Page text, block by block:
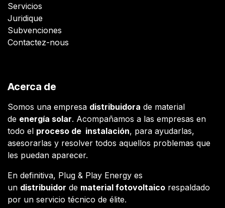
Servicios
Juridique
Subvenciones
Contactez-nous
Acerca de
Somos una empresa distribuidora de material
de energía solar. Acompañamos a las empresas en
todo el proceso de instalación, para ayudarlas,
asesorarlas y resolver todos aquellos problemas que
les puedan aparecer.
En definitiva, Plug & Play Energy es
un distribuidor de material fotovoltaico respaldado
por un servicio técnico de élite.